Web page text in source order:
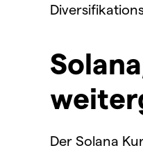
Der Solana